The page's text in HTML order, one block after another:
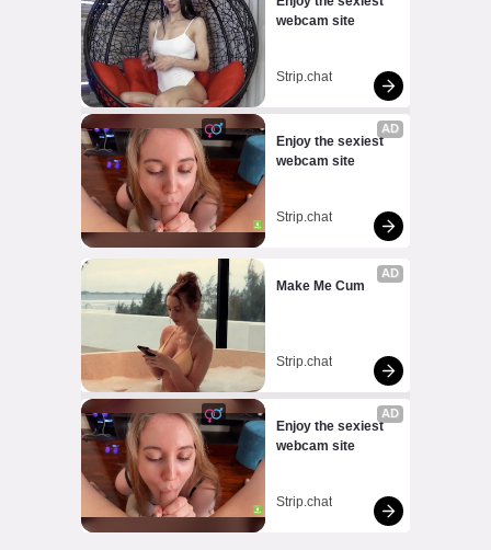
webcam site
Strip.chat
AD
Enjoy the sexiest
webcam site
Strip.chat
AD
Make Me Cum
Strip.chat
AD
Enjoy the sexiest
webcam site
Strip.chat